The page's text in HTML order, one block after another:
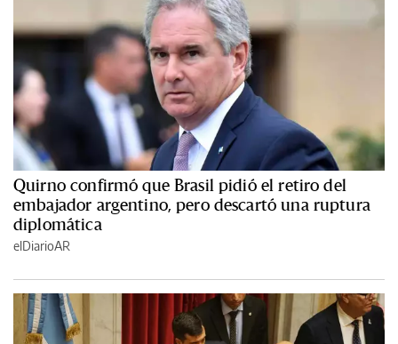
Quirno confirmó que Brasil pidió el retiro del
embajador argentino, pero descartó una ruptura
diplomática
elDiarioAR